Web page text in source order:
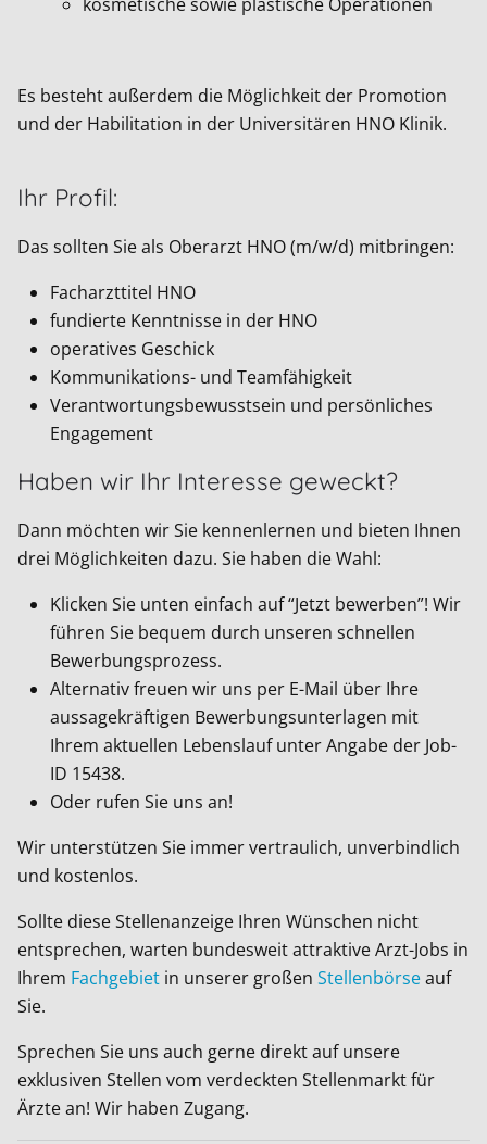
Es besteht außerdem die Möglichkeit der Promotion
und der Habilitation in der Universitären HNO Klinik.
Ihr Profil:
Das sollten Sie als Oberarzt HNO (m/w/d) mitbringen:
Facharzttitel HNO
fundierte Kenntnisse in der HNO
operatives Geschick
Kommunikations- und Teamfähigkeit
Verantwortungsbewusstsein und persönliches
Engagement
Haben wir Ihr Interesse geweckt?
Dann möchten wir Sie kennenlernen und bieten Ihnen
drei Möglichkeiten dazu. Sie haben die Wahl:
Klicken Sie unten einfach auf “Jetzt bewerben”! Wir
führen Sie bequem durch unseren schnellen
Bewerbungsprozess.
Alternativ freuen wir uns per E-Mail über Ihre
aussagekräftigen Bewerbungsunterlagen mit
Ihrem aktuellen Lebenslauf unter Angabe der Job-
ID 15438.
Oder rufen Sie uns an!
Wir unterstützen Sie immer vertraulich, unverbindlich
und kostenlos.
Sollte diese Stellenanzeige Ihren Wünschen nicht
entsprechen, warten bundesweit attraktive Arzt-Jobs in
Ihrem Fachgebiet in unserer großen Stellenbörseauf
Sie.
Sprechen Sie uns auch gerne direkt auf unsere
exklusiven Stellen vom verdeckten Stellenmarkt für
Ärzte an! Wir haben Zugang.